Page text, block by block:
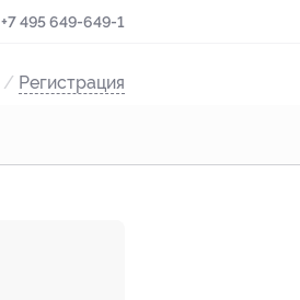
+7 495 649-649-1
/ Регистрация